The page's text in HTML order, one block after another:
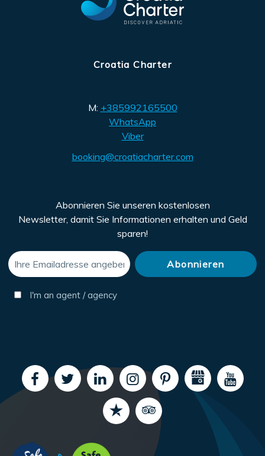
Croatia Charter
M: +385992165500
WhatsApp
Viber
booking@croatiacharter.com
Abonnieren Sie unseren kostenlosen
Newsletter, damit Sie Informationen erhalten und Geld
sparen!
I'm an agent / agency